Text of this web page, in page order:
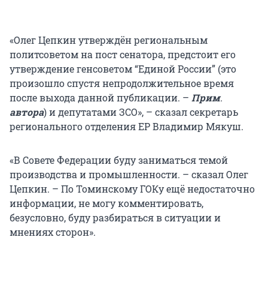
«Олег Цепкин утверждён региональным
политсоветом на пост сенатора, предстоит его
утверждение генсоветом “Единой России” (это
произошло спустя непродолжительное время
после выхода данной публикации. – Прим.
автора) и депутатами ЗСО», – сказал секретарь
регионального отделения ЕР Владимир Мякуш.
«В Совете Федерации буду заниматься темой
производства и промышленности. – сказал Олег
Цепкин. – По Томинскому ГОКу ещё недостаточно
информации, не могу комментировать,
безусловно, буду разбираться в ситуации и
мнениях сторон».